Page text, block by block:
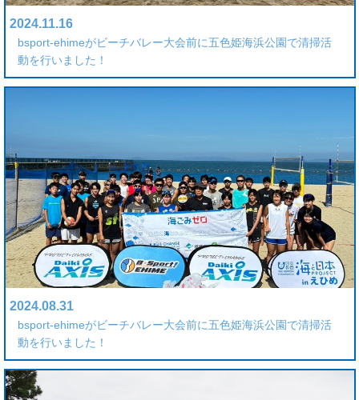
2024.11.16
bsport-ehimeがビーチバレー大会前に五色姫海浜公園で清掃活
動を行いました！
2024.08.31
bsport-ehimeがビーチバレー大会前に五色姫海浜公園で清掃活
動を行いました！